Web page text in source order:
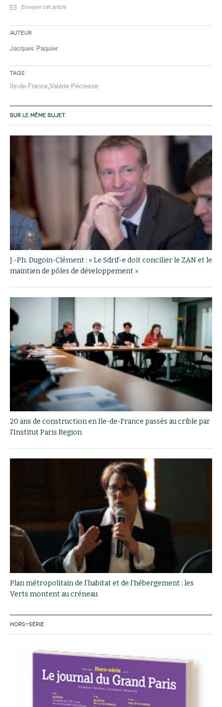
Envoyer cet article
Auteur
Jacques Paquier
Tags
Ile-de-France,Valérie Pécresse
SUR LE MÊME SUJET
J.-Ph. Dugoin-Clément : « Le Sdrif-e doit concilier le ZAN et le
maintien de pôles de développement »
20 ans de construction en Ile-de-France passés au crible par
l'Institut Paris Region
Plan métropolitain de l’habitat et de l’hébergement : les
Verts montent au créneau
HORS-SÉRIE